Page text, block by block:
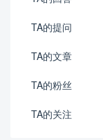
TA的提问
TA的文章
TA的粉丝
TA的关注